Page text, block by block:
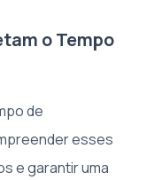
o Tempo
de
esses
e garantir uma